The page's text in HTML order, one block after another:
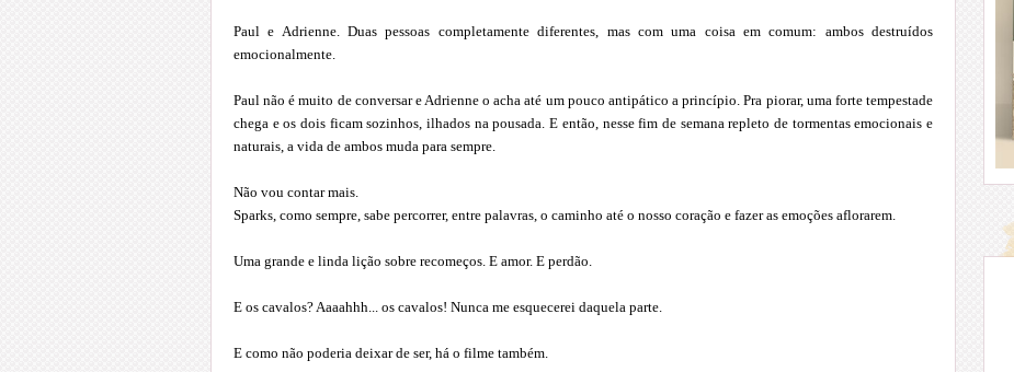
Paul e Adrienne. Duas pessoas completamente diferentes, mas com uma coisa em comum: ambos destruídos
emocionalmente.
Paul não é muito de conversar e Adrienne o acha até um pouco antipático a princípio. Pra piorar, uma forte tempestade
chega e os dois ficam sozinhos, ilhados na pousada. E então, nesse fim de semana repleto de tormentas emocionais e
naturais, a vida de ambos muda para sempre.
Não vou contar mais.
Sparks, como sempre, sabe percorrer, entre palavras, o caminho até o nosso coração e fazer as emoções aflorarem.
Uma grande e linda lição sobre recomeços. E amor. E perdão.
E os cavalos? Aaaahhh... os cavalos! Nunca me esquecerei daquela parte.
E como não poderia deixar de ser, há o filme também.